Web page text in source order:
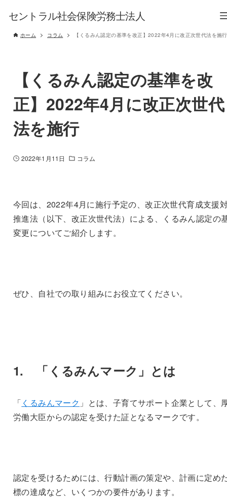
セントラル社会保険労務士法人
ホーム コラム 【くるみん認定の基準を改正】2022年4月に改正次世代法を施行
【くるみん認定の基準を改
正】2022年4月に改正次世代
法を施行
2022年1月11日 コラム
今回は、2022年4月に施行予定の、改正次世代育成支援
推進法（以下、改正次世代法）による、くるみん認定の
変更についてご紹介します。
ぜひ、自社での取り組みにお役立てください。
1. 「くるみんマーク」とは
「 くるみんマーク 」とは、子育てサポート企業として、
労働大臣からの認定を受けた証となるマークです。
認定を受けるためには、行動計画の策定や、計画に定め
標の達成など、いくつかの要件があります。